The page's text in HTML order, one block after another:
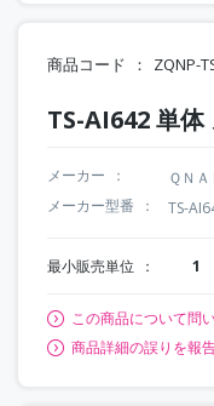
商品コード ZQNP-
TS-AI642 単体
メーカー ＱＮＡ
メーカー型番
TS-
最小販売単位 1
この商品について問
商品詳細の誤りを報